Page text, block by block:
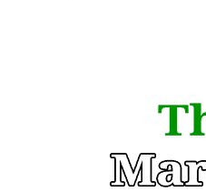
di